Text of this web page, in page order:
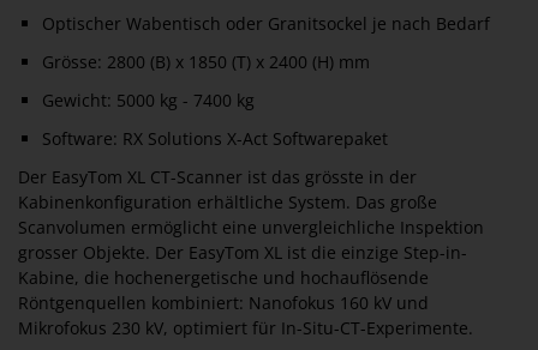
Optischer Wabentisch oder Granitsockel je nach Bedarf
Grösse: 2800 (B) x 1850 (T) x 2400 (H) mm
Gewicht: 5000 kg - 7400 kg
Software: RX Solutions X-Act Softwarepaket
Der EasyTom XL CT-Scanner ist das grösste in der
Kabinenkonfiguration erhältliche System. Das große
Scanvolumen ermöglicht eine unvergleichliche Inspektion
grosser Objekte. Der EasyTom XL ist die einzige Step-in-
Kabine, die hochenergetische und hochauflösende
Röntgenquellen kombiniert: Nanofokus 160 kV und
Mikrofokus 230 kV, optimiert für In-Situ-CT-Experimente.